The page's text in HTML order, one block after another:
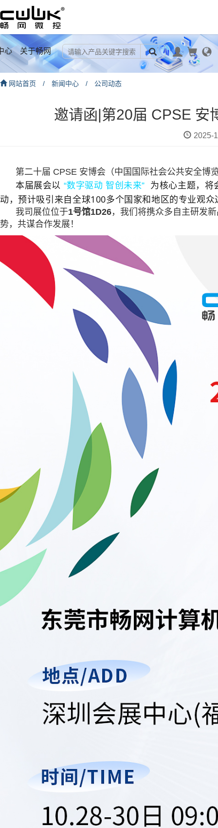
心 关于畅网
网站首页 / 新闻中心 / 公司动态
邀请函|第20届 CPSE 安
2025-
第二十届 CPSE 安博会（中国国际社会公共安全博
本届展会以 “数字驱动 智创未来” 为核心主题，将
动，预计吸引来自全球100多个国家和地区的专业观众
我司展位位于1号馆1D26，我们将携众多自主研发
势，共谋合作发展！